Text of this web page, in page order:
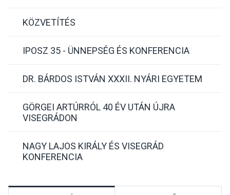
KÖZVETÍTÉS
IPOSZ 35 - ÜNNEPSÉG ÉS KONFERENCIA
DR. BÁRDOS ISTVÁN XXXII. NYÁRI EGYETEM
GÖRGEI ARTÚRRÓL 40 ÉV UTÁN ÚJRA
VISEGRÁDON
NAGY LAJOS KIRÁLY ÉS VISEGRÁD
KONFERENCIA